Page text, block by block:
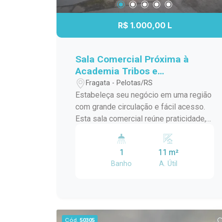
visita e conheça de perto esta sala
comercial, uma excelente oportunidade
para instalar seu negócio em uma
localização estratégica.
R$ 1.000,00 L
Sala Comercial Próxima à
Academia Tribos e
Supermercado Nicolini
Fragata - Pelotas/RS
Estabeleça seu negócio em uma região
com grande circulação e fácil acesso.
Esta sala comercial reúne praticidade,
estratégico, proporcionando um
ambiente ideal para empresas que
desejam estar próximas de seus
ao lado da Academia Tribos e próxima
1
Banho
11 m²
A. Útil
Cód. 50305